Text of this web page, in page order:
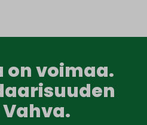
on voimaa.